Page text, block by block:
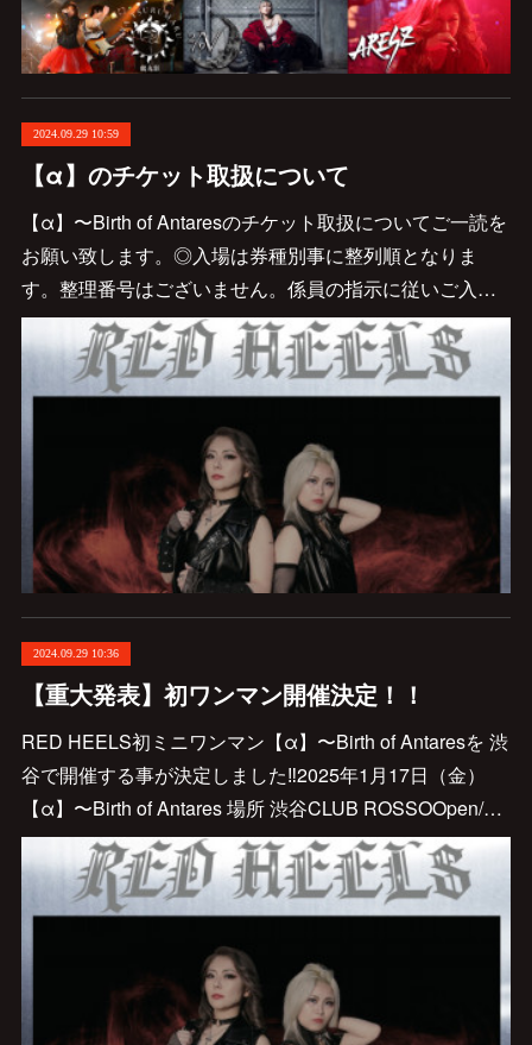
2024.09.29 10:59
【α】のチケット取扱について
【α】〜Birth of Antaresのチケット取扱についてご一読を
お願い致します。◎入場は券種別事に整列順となりま
す。整理番号はございません。係員の指示に従いご入…
2024.09.29 10:36
【重大発表】初ワンマン開催決定！！
RED HEELS初ミニワンマン【α】〜Birth of Antaresを 渋
谷で開催する事が決定しました‼️2025年1月17日（金）
【α】〜Birth of Antares 場所 渋谷CLUB ROSSOOpen/…